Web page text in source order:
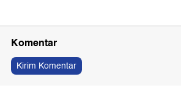
Komentar
Kirim Komentar